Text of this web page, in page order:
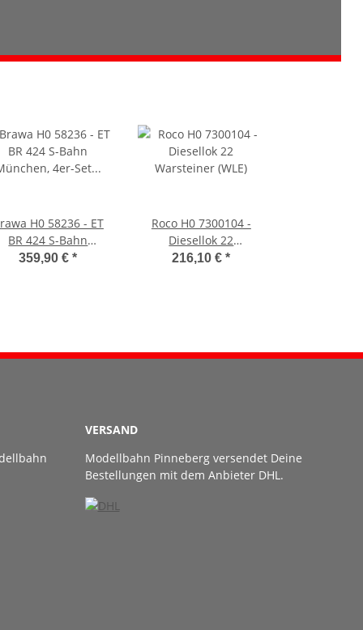
H0 58236 - ET
BR 424 S-Bahn
4er-Set (DB
359,90 €*
Roco H0 7300104 -
Diesellok 22
Warsteiner (WLE)
216,10 €*
VERSAND
Modellbahn Pinneberg versendet Deine
Bestellungen mit dem Anbieter DHL.